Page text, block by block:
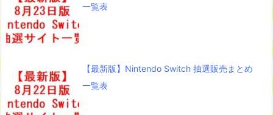
一覧表
【最新版】Nintendo Switch 抽選販売まとめ
一覧表